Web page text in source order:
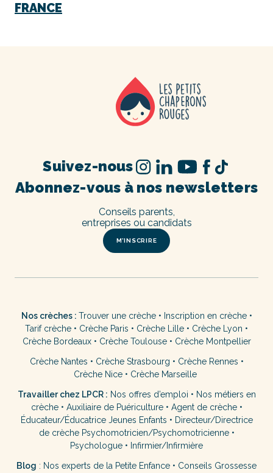
FRANCE
Abonnez-vous à nos newsletters
M’INSCRIRE
Conseils parents,
entreprises ou candidats
Suivez-nous
Nos crèches : Trouver une crèche• Inscription en crèche•
Tarif crèche • Crèche Paris • Crèche Lille • Crèche Lyon •
Crèche Bordeaux• Crèche Toulouse• Crèche Montpellier
Crèche Nantes • Crèche Strasbourg • Crèche Rennes •
Crèche Nice • Crèche Marseille
Travailler chez LPCR : Nos offres d’emploi • Nos métiers en
crèche• Auxiliaire de Puériculture• Agent de crèche•
Éducateur/Éducatrice Jeunes Enfants • Directeur/Directrice
de crèche Psychomotricien/Psychomotricienne•
Psychologue • Infirmier/Infirmière
Blog : Nos experts de la Petite Enfance • Conseils Grossesse